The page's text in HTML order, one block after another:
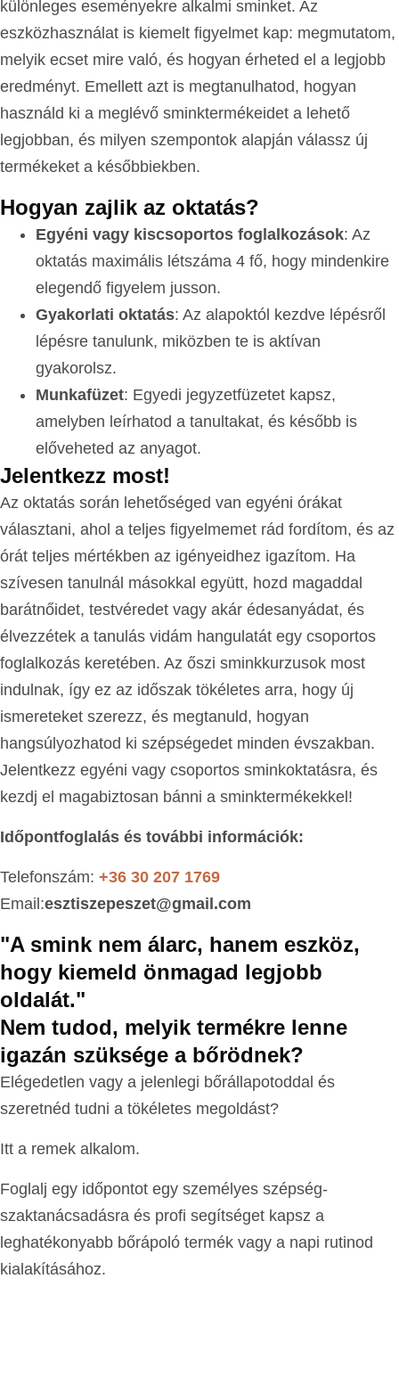
különleges eseményekre alkalmi sminket. Az
eszközhasználat is kiemelt figyelmet kap: megmutatom,
melyik ecset mire való, és hogyan érheted el a legjobb
eredményt. Emellett azt is megtanulhatod, hogyan
használd ki a meglévő sminktermékeidet a lehető
legjobban, és milyen szempontok alapján válassz új
termékeket a későbbiekben.
Hogyan zajlik az oktatás?
Egyéni vagy kiscsoportos foglalkozások: Az
oktatás maximális létszáma 4 fő, hogy mindenkire
elegendő figyelem jusson.
Gyakorlati oktatás: Az alapoktól kezdve lépésről
lépésre tanulunk, miközben te is aktívan
gyakorolsz.
Munkafüzet: Egyedi jegyzetfüzetet kapsz,
amelyben leírhatod a tanultakat, és később is
előveheted az anyagot.
Jelentkezz most!
Az oktatás során lehetőséged van egyéni órákat
választani, ahol a teljes figyelmemet rád fordítom, és az
órát teljes mértékben az igényeidhez igazítom. Ha
szívesen tanulnál másokkal együtt, hozd magaddal
barátnőidet, testvéredet vagy akár édesanyádat, és
élvezzétek a tanulás vidám hangulatát egy csoportos
foglalkozás keretében. Az őszi sminkkurzusok most
indulnak, így ez az időszak tökéletes arra, hogy új
ismereteket szerezz, és megtanuld, hogyan
hangsúlyozhatod ki szépségedet minden évszakban.
Jelentkezz egyéni vagy csoportos sminkoktatásra, és
kezdj el magabiztosan bánni a sminktermékekkel!
Időpontfoglalás és további információk:
Telefonszám: +36 30 207 1769
Email:esztiszepeszet@gmail.com
"A smink nem álarc, hanem eszköz,
hogy kiemeld önmagad legjobb
oldalát."
Nem tudod, melyik termékre lenne
igazán szüksége a bőrödnek?
Elégedetlen vagy a jelenlegi bőrállapotoddal és
szeretnéd tudni a tökéletes megoldást?
Itt a remek alkalom.
Foglalj egy időpontot egy személyes szépség-
szaktanácsadásra és profi segítséget kapsz a
leghatékonyabb bőrápoló termék vagy a napi rutinod
kialakításához.